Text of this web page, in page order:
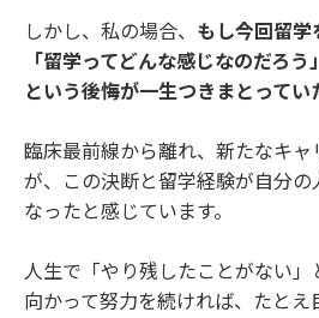
しかし、私の場合、 もし今回留学
「留学ってどんな感じなのだろう
という後悔が一生つきまとってい
臨床最前線から離れ、新たなキ
が、この決断と留学経験が自分
なったと感じています。
人生で「やり残したことがない
向かって努力を続ければ、たとえ